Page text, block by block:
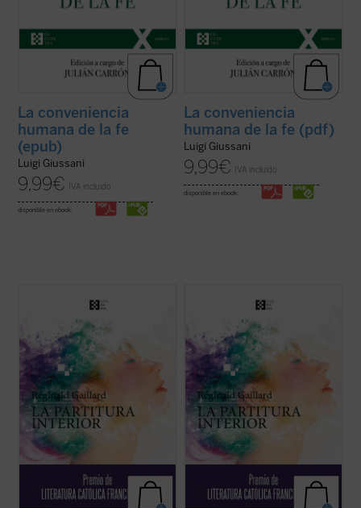
La conveniencia
humana de la fe
(epub)
Luigi Giussani
9,99€ IVA incluido
disponible en ebook:
La conveniencia
humana de la fe (pdf)
Luigi Giussani
9,99€ IVA incluido
disponible en ebook:
las historias de vida de Charlotte, «la loca
del pueblo», y Jan, un músico holandés
quien huye de un amor perdido, tienen en
común una búsqueda espiritual de
trascendiencia y belleza, una relación ...
(ver ficha)
las historias de vida de Charlotte, «la loca
del pueblo», y Jan, un músico holandés
quien huye de un amor perdido, tienen en
común una búsqueda espiritual de
trascendiencia y belleza, una relación ...
(ver ficha)